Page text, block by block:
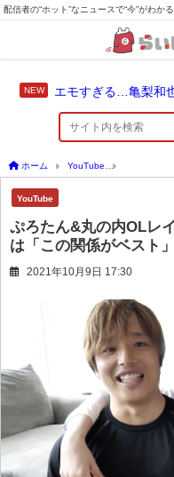
配信者の“ホット”なニュースで“今”がわかる
ホーム YouTube
YouTube
ぷろたん&丸の内OLレ
は「この関係がベスト
2021年10月9日 17:30